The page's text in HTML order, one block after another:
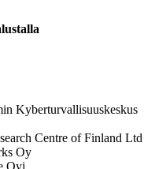
Kyberturvallisuuskeskus
Centre of Finland Ltd
Oy